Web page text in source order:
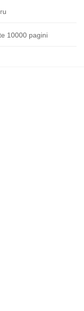
10000 pagini